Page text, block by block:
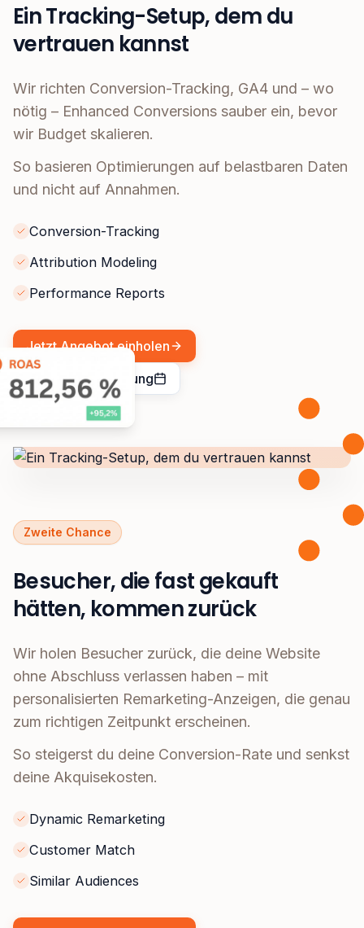
Ein Tracking-Setup, dem du
vertrauen kannst
Wir richten Conversion-Tracking, GA4 und – wo
nötig – Enhanced Conversions sauber ein, bevor
wir Budget skalieren.
So basieren Optimierungen auf belastbaren Daten
und nicht auf Annahmen.
Conversion-Tracking
Attribution Modeling
Performance Reports
Jetzt Angebot einholen
kostenlose Beratung
Zweite Chance
Besucher, die fast gekauft
hätten, kommen zurück
Wir holen Besucher zurück, die deine Website
ohne Abschluss verlassen haben – mit
personalisierten Remarketing-Anzeigen, die genau
zum richtigen Zeitpunkt erscheinen.
So steigerst du deine Conversion-Rate und senkst
deine Akquisekosten.
Dynamic Remarketing
Customer Match
Similar Audiences